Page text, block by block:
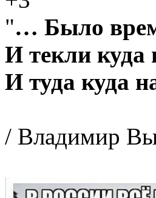
"… Было
И текли куда
И туда куда
/ Владимир